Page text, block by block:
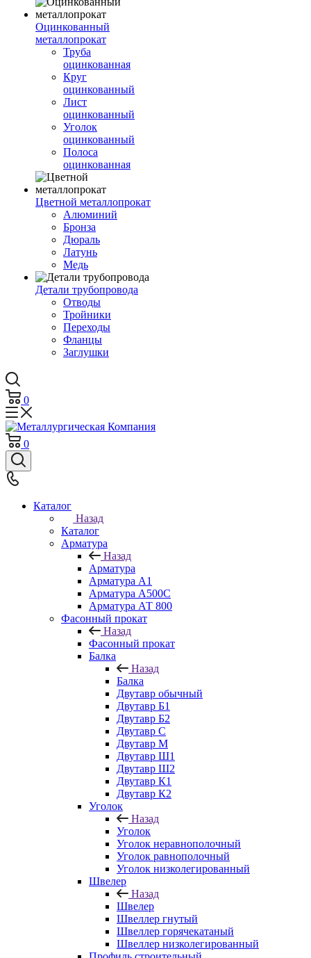
Оцинкованный
металлопрокат
Труба
оцинкованная
Круг
оцинкованный
Лист
оцинкованный
Уголок
оцинкованный
Полоса
оцинкованная
Цветной металлопрокат
Алюминий
Бронза
Дюраль
Латунь
Медь
Детали трубопровода
Отводы
Тройники
Переходы
Фланцы
Заглушки
0
0
Каталог
Назад
Каталог
Арматура
Назад
Арматура
Арматура А1
Арматура А500С
Арматура АТ 800
Фасонный прокат
Назад
Фасонный прокат
Балка
Назад
Балка
Двутавр обычный
Двутавр Б1
Двутавр Б2
Двутавр С
Двутавр М
Двутавр Ш1
Двутавр Ш2
Двутавр К1
Двутавр К2
Уголок
Назад
Уголок
Уголок неравнополочный
Уголок равнополочный
Уголок низколегированный
Швелер
Назад
Швелер
Швеллер гнутый
Швеллер горячекатаный
Швеллер низколегированный